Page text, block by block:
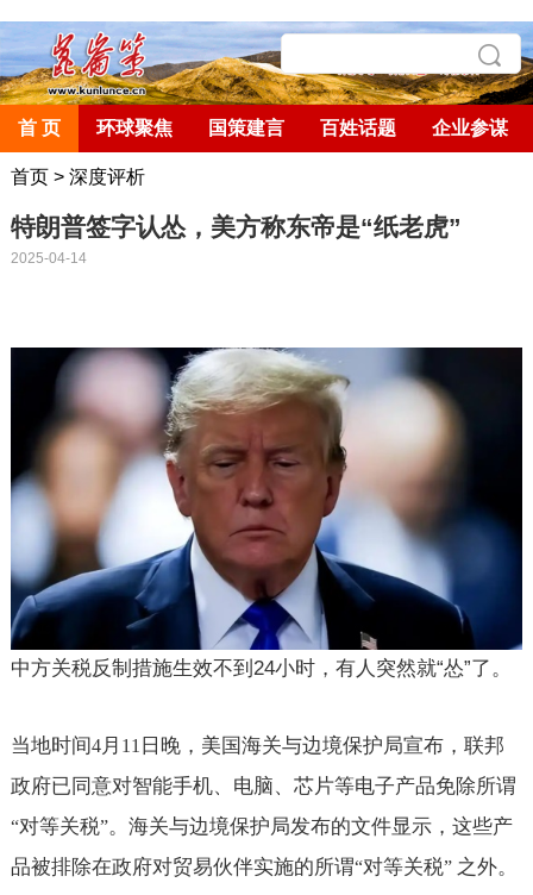
首 页 环球聚焦 国策建言 百姓话题 企业参谋
首页> 深度评析
特朗普签字认怂，美方称东帝是“纸老虎”
2025-04-14
中方关税反制措施生效不到 24小时，有人突然就“怂”了。
当地时间4月 11 日晚，美国海关与边境保护局宣布，联邦
政府已同意对智能手机、电脑、芯片等电子产品免除所谓
“对等关税”。海关与边境保护局发布的文件显示，这些产
品被排除在政府对贸易伙伴实施的所谓“对等关税” 之外。